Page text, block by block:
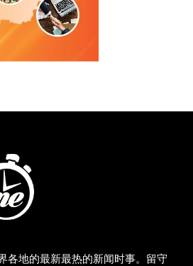
各地的最新最热的新闻时事。留守